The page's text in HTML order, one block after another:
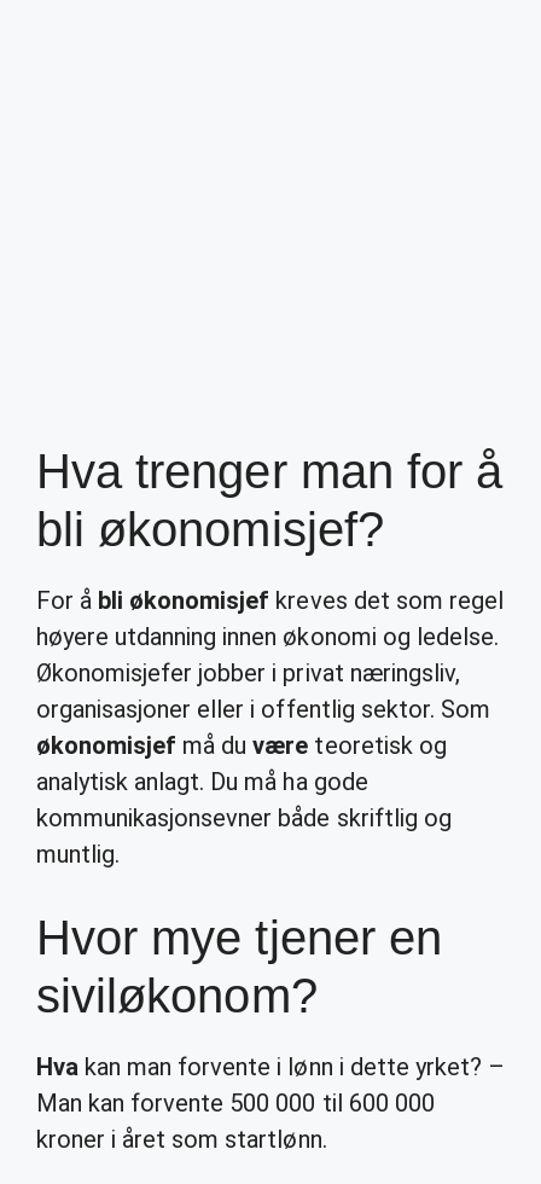
Hva trenger man for å
bli økonomisjef?
For å bli økonomisjef kreves det som regel
høyere utdanning innen økonomi og ledelse.
Økonomisjefer jobber i privat næringsliv,
organisasjoner eller i offentlig sektor. Som
økonomisjef må duvære teoretisk og
analytisk anlagt. Du må ha gode
kommunikasjonsevner både skriftlig og
muntlig.
Hvor mye tjener en
siviløkonom?
Hva kan man forvente i lønn i dette yrket? –
Man kan forvente 500 000 til 600 000
kroner i året som startlønn.